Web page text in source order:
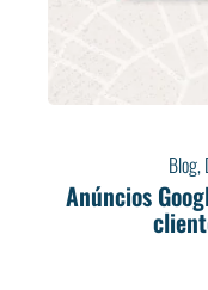
Blog,
Anúncios